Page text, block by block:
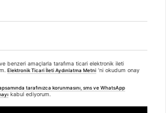
merterelektronik.com
benzeri amaçlarla tarafıma ticari elektronik ileti
Elektronik Ticari İleti Aydınlatma Metni 'ni okudum onay
tarafınızca korunmasını, sms ve WhatsApp
kabul ediyorum.